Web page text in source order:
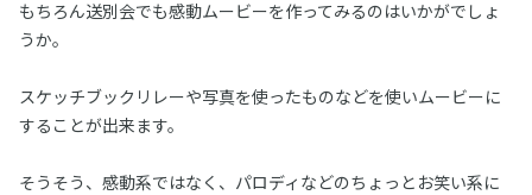
もちろん送別会でも感動ムービーを作ってみるのはいかがでしょ
うか。
スケッチブックリレーや写真を使ったものなどを使いムービーに
することが出来ます。
そうそう、感動系ではなく、パロディなどのちょっとお笑い系に